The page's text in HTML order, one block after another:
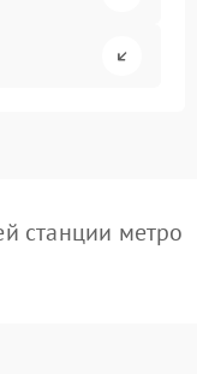
станции метро